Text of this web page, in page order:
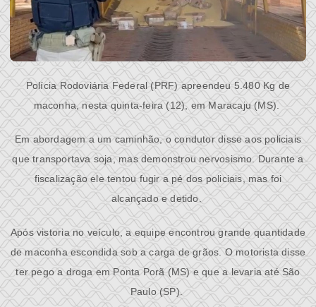
Polícia Rodoviária Federal (PRF) apreendeu 5.480 Kg de
maconha, nesta quinta-feira (12), em Maracaju (MS).
Em abordagem a um caminhão, o condutor disse aos policiais
que transportava soja, mas demonstrou nervosismo. Durante a
fiscalização ele tentou fugir a pé dos policiais, mas foi
alcançado e detido.
Após vistoria no veículo, a equipe encontrou grande quantidade
de maconha escondida sob a carga de grãos. O motorista disse
ter pego a droga em Ponta Porã (MS) e que a levaria até São
Paulo (SP).